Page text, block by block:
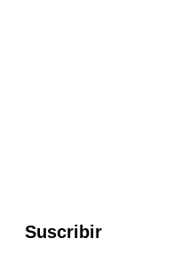
Suscribir